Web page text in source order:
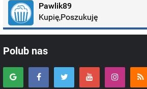
Pawlik89
Kupię,Poszukuję
Polub nas